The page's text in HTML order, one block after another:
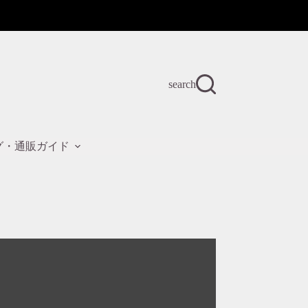
search
通販ガイド